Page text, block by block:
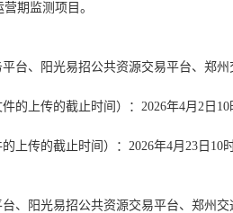
营期监测项目 。
台、阳光易招公共资源交易平台、郑
的上传的截止时间）： 2026年4月 2日10
上传的截止时间）： 2026年4月23 日 10
、阳光易招公共资源交易平台、郑州